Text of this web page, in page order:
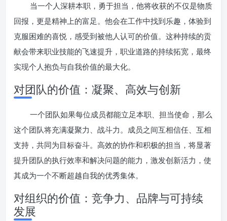
当一个人深耕本职，勇于担当，他将收获的不仅是物质
回报，更是精神上的富足。他会在工作中找到乐趣，体验到
克服困难的喜悦，感受到被他人认可的价值。这种持续的贡
献会带来职业技能的飞速提升，职业道路的持续拓宽，最终
实现个人抱负与自我价值的最大化。
对团队的价值：凝聚、高效与创新
一个团队如果每位成员都能立足本职、担当使命，那么
这个团队将充满凝聚力、战斗力。成员之间互相信任、互相
支持，共同为目标奋斗。高效的协作和积极的担当，将显著
提升团队的执行效率和解决问题的能力，激发创新活力，使
其成为一个不断超越自我的优秀集体。
对组织的价值：竞争力、品牌与可持续
发展